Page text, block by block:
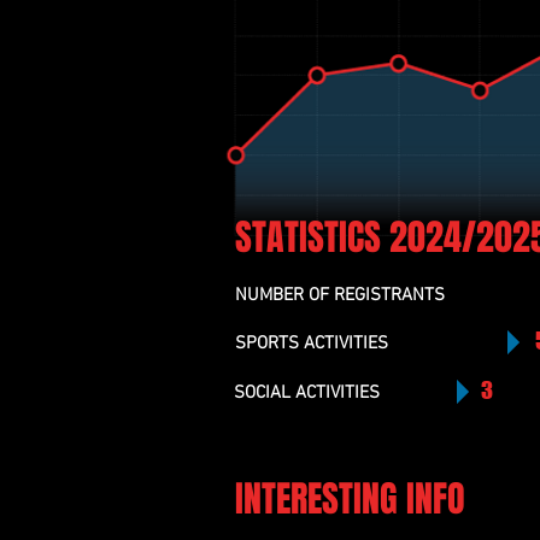
STATISTICS 2024/
NUMBER OF REGISTRANTS
SPORTS ACTIVITIES
SOCIAL ACTIVITIES 3
INTERESTING INFO